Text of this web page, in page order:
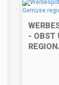
- OBST